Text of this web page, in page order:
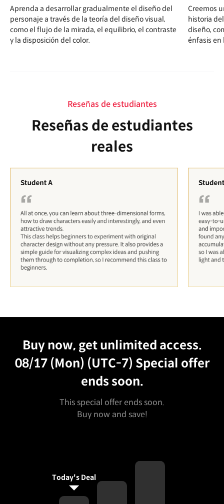
Aprenda a desarrollar gradualmente el diseño del
personaje a través de la teoría del diseño visual,
como el flujo de la mirada, el equilibrio, el contraste
y la disposición del color.
Creemos
historia
diseño,
énfasis en
Reseñas de estudiantes
Reseñas de estudiantes
reales
Buy now, get unlimited access.
08/17 (Mon) (UTC-7) Special offer
ends soon.
This special offer ends soon.
Buy now and save!
Today's Deal